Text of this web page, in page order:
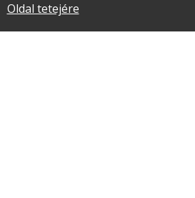
Oldal tetejére